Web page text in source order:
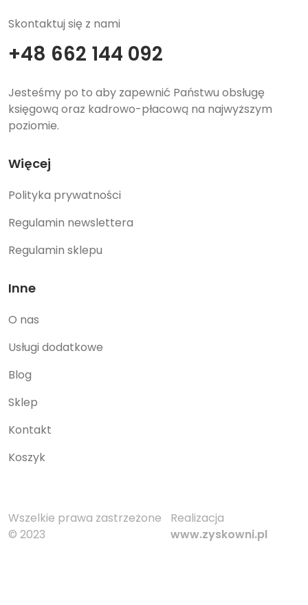
Skontaktuj się z nami
+48 662 144 092
Jesteśmy po to aby zapewnić Państwu obsługę
księgową oraz kadrowo-płacową na najwyższym
poziomie.
Więcej
Polityka prywatności
Regulamin newslettera
Regulamin sklepu
Inne
O nas
Usługi dodatkowe
Blog
Sklep
Kontakt
Koszyk
Wszelkie prawa zastrzeżone
© 2023
Realizacja
www.zyskowni.pl